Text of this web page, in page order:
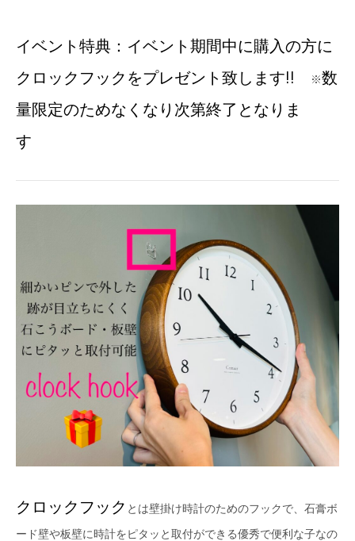
イベント特典：イベント期間中に購入の方に
クロックフックをプレゼント致します!!
※数
量限定のためなくなり次第終了となりま
す
クロックフック とは壁掛け時計のためのフックで、石膏ボ
ード壁や板壁に時計をピタッと取付ができる優秀で便利な子なの